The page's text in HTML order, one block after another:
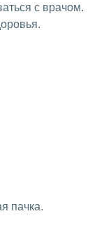
с врачом.
пачка.